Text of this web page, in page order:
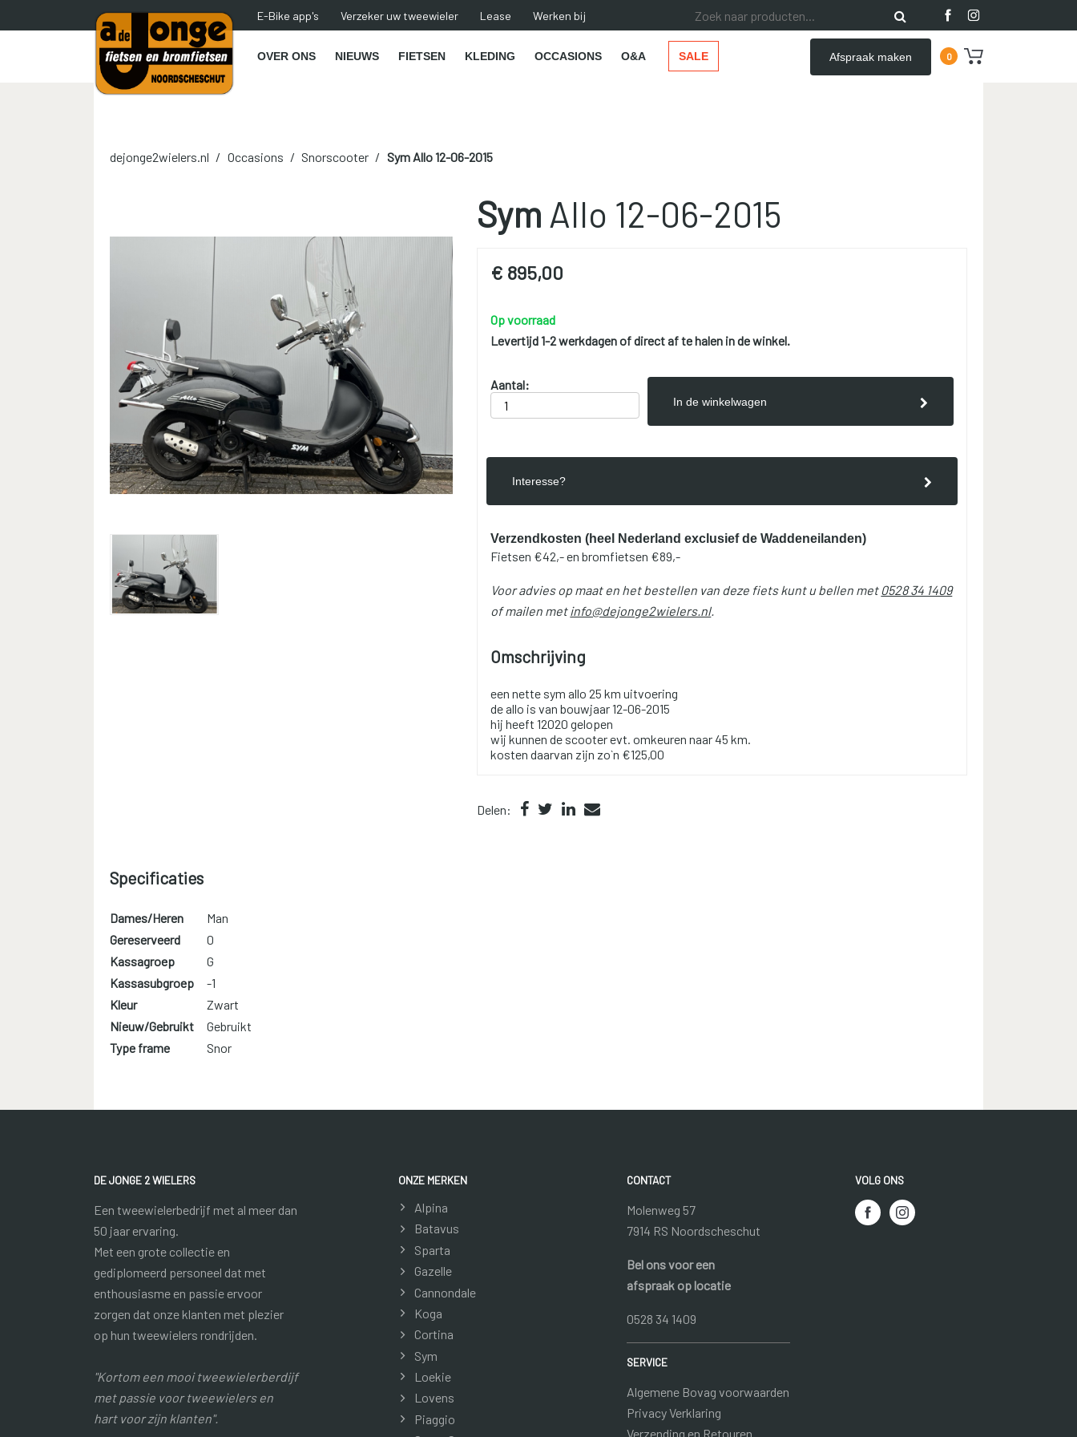
E-Bike app's Verzeker uw tweewieler Lease Werken bij
OVER ONS NIEUWS FIETSEN KLEDING OCCASIONS O&A SALE Afspraak maken 0
dejonge2wielers.nl Occasions Snorscooter SymAllo 12-06-2015
Sym Allo 12-06-2015
€ 895,00
Op voorraad
Levertijd 1-2 werkdagen of direct af te halen in de winkel.
Aantal:
In de winkelwagen
Interesse?
Verzendkosten (heel Nederland exclusief de Waddeneilanden)
Fietsen €42,- en bromfietsen €89,-
Voor advies op maat en het bestellen van deze fiets kunt u bellen met0528 34 1409
of mailen metinfo@dejonge2wielers.nl.
Omschrijving
een nette sym allo 25 km uitvoering
de allo is van bouwjaar 12-06-2015
hij heeft 12020 gelopen
wij kunnen de scooter evt. omkeuren naar 45 km.
kosten daarvan zijn zo`n €125,00
Delen:
Specificaties
Dames/Heren
Man
Gereserveerd
0
Kassagroep
G
Kassasubgroep
-1
Kleur
Zwart
Nieuw/Gebruikt
Gebruikt
Type frame
Snor
DE JONGE 2 WIELERS
Een tweewielerbedrijf met al meer dan
50 jaar ervaring.
Met een grote collectie en
gediplomeerd personeel dat met
enthousiasme en passie ervoor
zorgen dat onze klanten met plezier
op hun tweewielers rondrijden.
"Kortom een mooi tweewielerberdijf
met passie voor tweewielers en
hart voor zijn klanten".
ONZE MERKEN
Alpina
Batavus
Sparta
Gazelle
Cannondale
Koga
Cortina
Sym
Loekie
Lovens
Piaggio
CONTACT
Molenweg 57
7914 RS Noordscheschut
Bel ons voor een
afspraak op locatie
0528 34 1409
SERVICE
Algemene Bovag voorwaarden
Privacy Verklaring
Verzending en Retouren
VOLG ONS